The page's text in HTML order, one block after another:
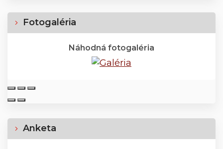
Fotogaléria
Náhodná fotogaléria
Anketa